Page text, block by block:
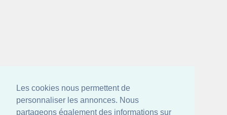
Les cookies nous permettent de
personnaliser les annonces. Nous
partageons également des informations sur